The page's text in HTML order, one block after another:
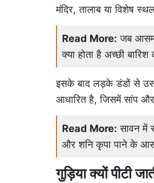
मंदिर, तालाब या विशेष
Read More: जब
क्या होता है अच्छी
इसके बाद लड़के डंडों से उस
आधारित है, जिसमें सांप
Read More: सावन में
और शनि कृपा पाने के
गुड़िया क्यों पीटी